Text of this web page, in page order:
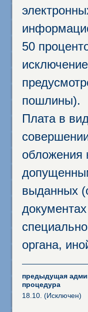
50
пошлины).
Плата в
обложения
выданных
органа,
предыдущая
процедура
18.10. (Исключен)